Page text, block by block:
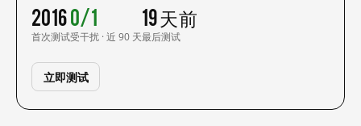
2016
首次测试
0/1
受干扰 · 近 90 天
19 天前
最后测试
立即测试